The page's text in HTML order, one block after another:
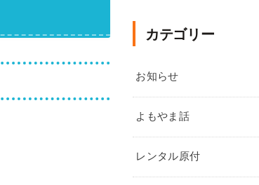
カテゴリー
お知らせ
よもやま話
レンタル原付